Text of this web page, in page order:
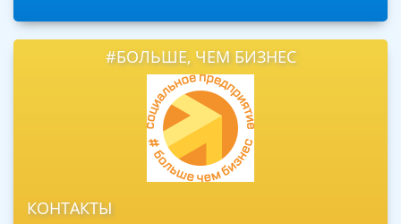
#БОЛЬШЕ, ЧЕМ БИЗНЕС
КОНТАКТЫ